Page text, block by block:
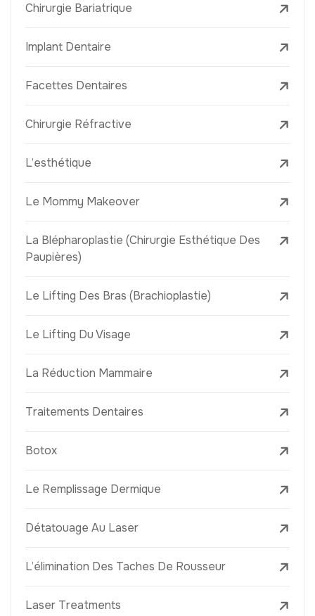
Chirurgie Bariatrique
Implant Dentaire
Facettes Dentaires
Chirurgie Réfractive
L’esthétique
Le Mommy Makeover
La Blépharoplastie (Chirurgie Esthétique Des
Paupières)
Le Lifting Des Bras (Brachioplastie)
Le Lifting Du Visage
La Réduction Mammaire
Traitements Dentaires
Botox
Le Remplissage Dermique
Détatouage Au Laser
L’élimination Des Taches De Rousseur
Laser Treatments